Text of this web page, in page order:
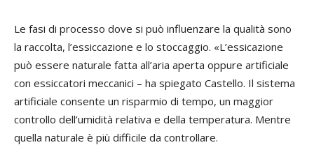
Le fasi di processo dove si può influenzare la qualità sono
la raccolta, l’essiccazione e lo stoccaggio. «L’essicazione
può essere naturale fatta all’aria aperta oppure artificiale
con essiccatori meccanici – ha spiegato Castello. Il sistema
artificiale consente un risparmio di tempo, un maggior
controllo dell’umidità relativa e della temperatura. Mentre
quella naturale è più difficile da controllare.